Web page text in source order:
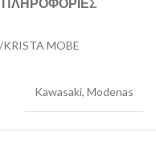
MOBE
Kawasaki, Modenas